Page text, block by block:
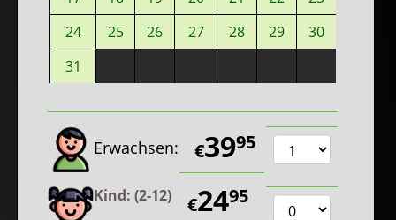
24
25 26 27 28 29
30
31
Erwachsen: €3995
Kind: (2-12) €2495